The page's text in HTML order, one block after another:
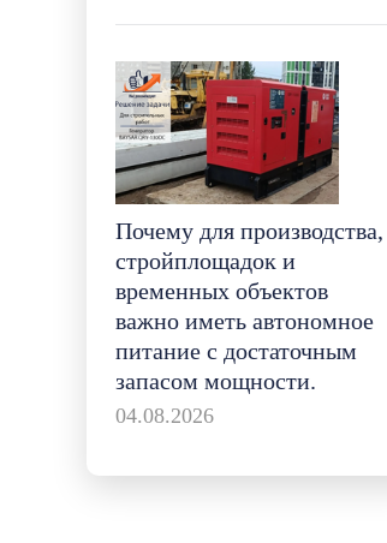
Почему для производства,
стройплощадок и
временных объектов
важно иметь автономное
питание с достаточным
запасом мощности.
04.08.2026